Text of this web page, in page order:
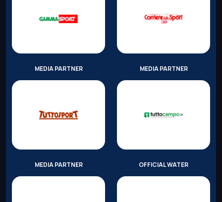
MEDIA PARTNER MEDIA PARTNER
MEDIA PARTNER OFFICIAL WATER